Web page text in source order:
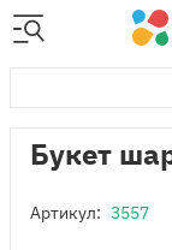
Букет
Артикул: 3557